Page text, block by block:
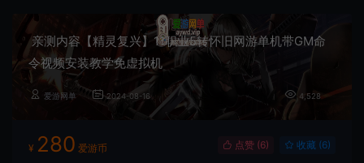
亲测内容【精灵复兴】11职业5转怀旧网游单机带GM命
令视频安装教学免虚拟机
爱游网单 2024-08-16 4,528
¥ 280 爱游币 点赞 (6) 收藏 (6)